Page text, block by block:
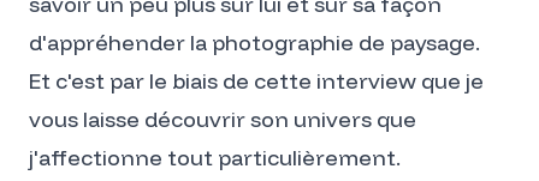
d'appréhender la photographie de paysage.
Et c'est par le biais de cette interview que je
vous laisse découvrir son univers que
j'affectionne tout particulièrement.